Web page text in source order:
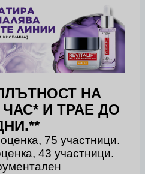
НА
И ТРАЕ ДО
75 участници.
43 участници.